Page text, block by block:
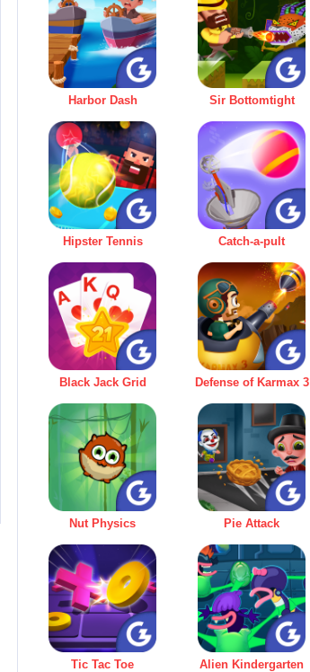
Harbor Dash Sir Bottomtight
Hipster Tennis Catch-a-pult
Black Jack Grid Defense of Karmax 3
Nut Physics Pie Attack
Tic Tac Toe Alien Kindergarten